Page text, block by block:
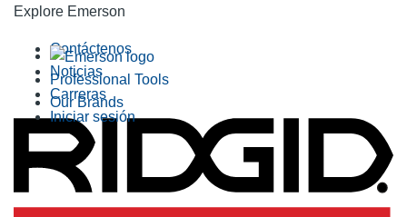
Explore Emerson
Professional Tools
Our Brands
Contáctenos
Noticias
Carreras
Iniciar sesión